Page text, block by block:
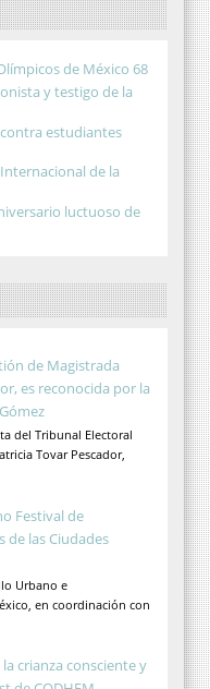
de México 68
y testigo de la
estudiantes
de la
luctuoso de
de Magistrada
es reconocida por la
del Tribunal Electoral
Tovar Pescador,
Festival de
de las Ciudades
Urbano e
en coordinación con
crianza consciente y